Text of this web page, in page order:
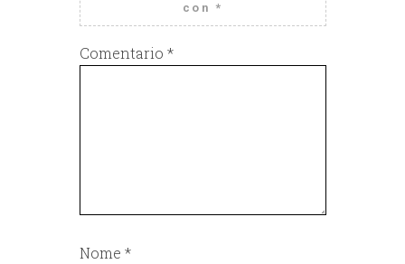
con *
Comentario *
Nome *